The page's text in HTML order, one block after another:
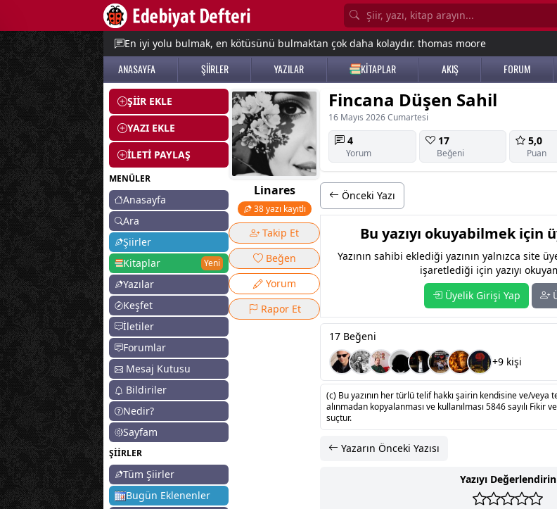
En iyi yolu bulmak, en kötüsünü bulmaktan çok daha kolaydır. thomas moore
ANASAYFA ŞİİRLER YAZILAR KİTAPLAR AKIŞ FORUM
ŞİİR EKLE
YAZI EKLE
İLETİ PAYLAŞ
MENÜLER
Anasayfa
Ara
Şiirler
Kitaplar
Yeni
Yazılar
Keşfet
İletiler
Forumlar
Mesaj Kutusu
Bildiriler
Nedir?
Sayfam
ŞİİRLER
Tüm Şiirler
Bugün Eklenenler
Linares
38 yazı kayıtlı
Takip Et
Beğen
Yorum
Rapor Et
Fincana Düşen Sahil
16 Mayıs 2026 Cumartesi
4
Yorum
17
Beğeni
5,0
Puan
Önceki Yazı
Bu yazıyı okuyabilmek için
Yazının sahibi eklediği yazının yalnızca site
işaretlediği için yazıyı
Üyelik Girişi Yap
17 Beğeni
+9 kişi
(c) Bu yazının her türlü telif hakkı şairin kendisine ve/veya
alınmadan kopyalanması ve kullanılması 5846 sayılı Fikir
suçtur.
Yazarın Önceki Yazısı
Yazıyı Değerlendirin
menu